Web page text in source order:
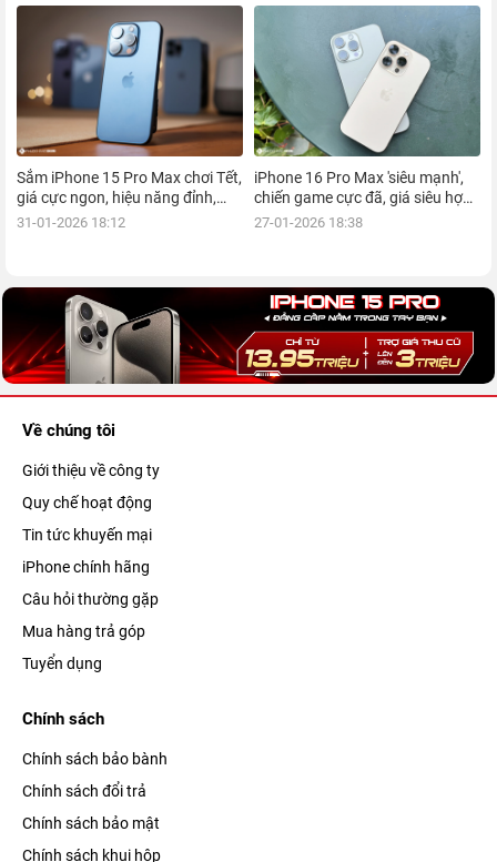
Sắm iPhone 15 Pro Max chơi Tết,
giá cực ngon, hiệu năng đỉnh,
kèm nhiều ưu đãi, mua ngay!
31-01-2026 18:12
iPhone 16 Pro Max 'siêu mạnh',
chiến game cực đã, giá siêu hợp
lý, mua ngay!
27-01-2026 18:38
Về chúng tôi
Giới thiệu về công ty
Quy chế hoạt động
Tin tức khuyến mại
iPhone chính hãng
Câu hỏi thường gặp
Mua hàng trả góp
Tuyển dụng
Chính sách
Chính sách bảo bành
Chính sách đổi trả
Chính sách bảo mật
Chính sách khui hộp